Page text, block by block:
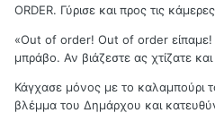
ORDER. Γύρισε και προς τις
«Out of order! Out of order
μπράβο. Αν βιάζεστε ας χτίζατε
Κάγχασε μόνος με το καλαμπούρι
βλέμμα του Δημάρχου και